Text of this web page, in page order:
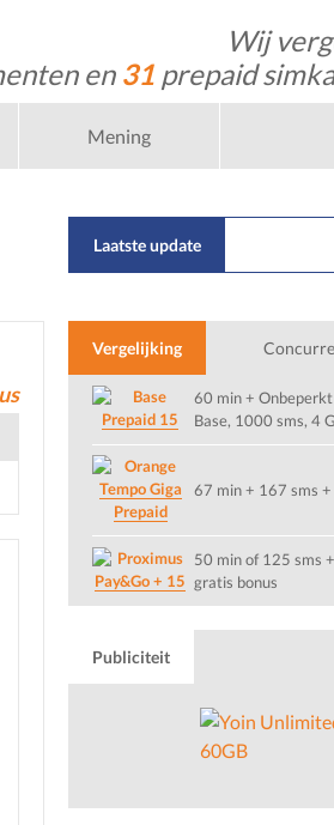
Wij
en 31 prepaid
Mening
Laatste update
Vergelijking
Prepaid 15
60 min +
Base, 1000 sms, 4
Tempo Giga
Prepaid
67 min + 167 sms +
Pay&Go + 15
50 min of 125 sms
gratis bonus
Publiciteit